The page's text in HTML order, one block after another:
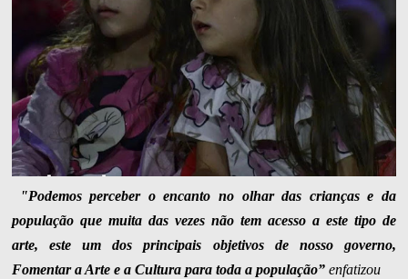
"Podemos perceber o encanto no olhar das crianças e da
população que muita das vezes não tem acesso a este tipo de
arte, este um dos principais objetivos de nosso governo,
Fomentar a Arte e a Cultura para toda a população”enfatizou